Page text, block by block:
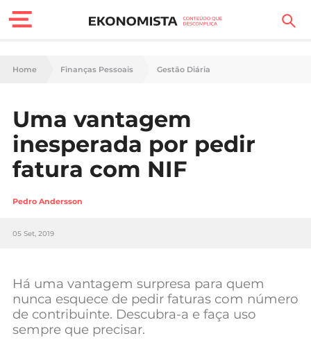
Finanças Pessoais
Carreira
Casa
Lifestyle
Sociedade
Negócios
Mundial 2026
Home Finanças Pessoais Gestão Diária
Uma vantagem
inesperada por pedir
fatura com NIF
Pedro Andersson
05 Set, 2019
Há uma vantagem surpresa para quem
nunca esquece de pedir faturas com número
de contribuinte. Descubra-a e faça uso
sempre que precisar.